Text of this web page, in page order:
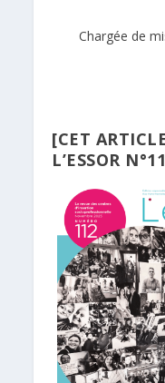
Chargée de
[CET
L’ESSOR